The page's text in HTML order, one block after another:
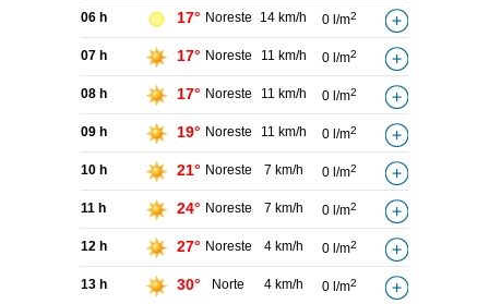
06 h 17° Noreste 14 km/h 0 l/m2
07 h 17° Noreste 11 km/h 0 l/m2
08 h 17° Noreste 11 km/h 0 l/m2
09 h 19° Noreste 11 km/h 0 l/m2
10 h 21° Noreste 7 km/h 0 l/m2
11 h 24° Noreste 7 km/h 0 l/m2
12 h 27° Noreste 4 km/h 0 l/m2
13 h 30° Norte 4 km/h 0 l/m2